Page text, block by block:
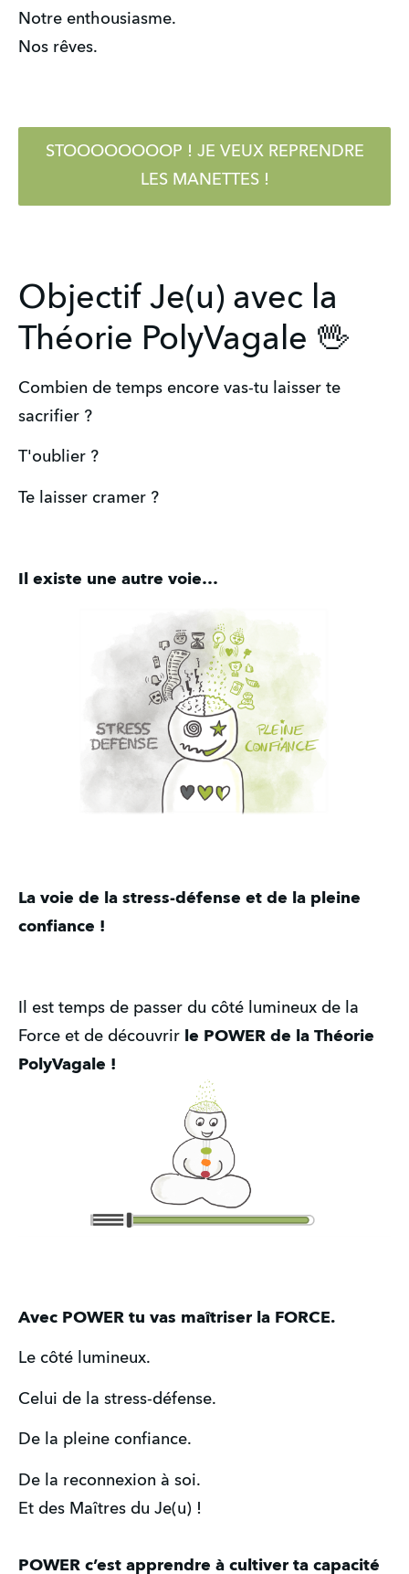
Notre enthousiasme.
Nos rêves.
STOOOOOOOOP ! JE VEUX REPRENDRE
LES MANETTES !
Objectif Je(u) avec la
Théorie PolyVagale 🖖
Combien de temps encore vas-tu laisser te
sacrifier ?
T'oublier ?
Te laisser cramer ?
Il existe une autre voie…
La voie de la stress-défense et de la pleine
confiance !
Il est temps de passer du côté lumineux de la
Force et de découvrir le POWER de la Théorie
PolyVagale !
Avec POWER tu vas maîtriser la FORCE.
Le côté lumineux.
Celui de la stress-défense.
De la pleine confiance.
De la reconnexion à soi.
Et des Maîtres du Je(u) !
POWER c’est apprendre à cultiver ta capacité